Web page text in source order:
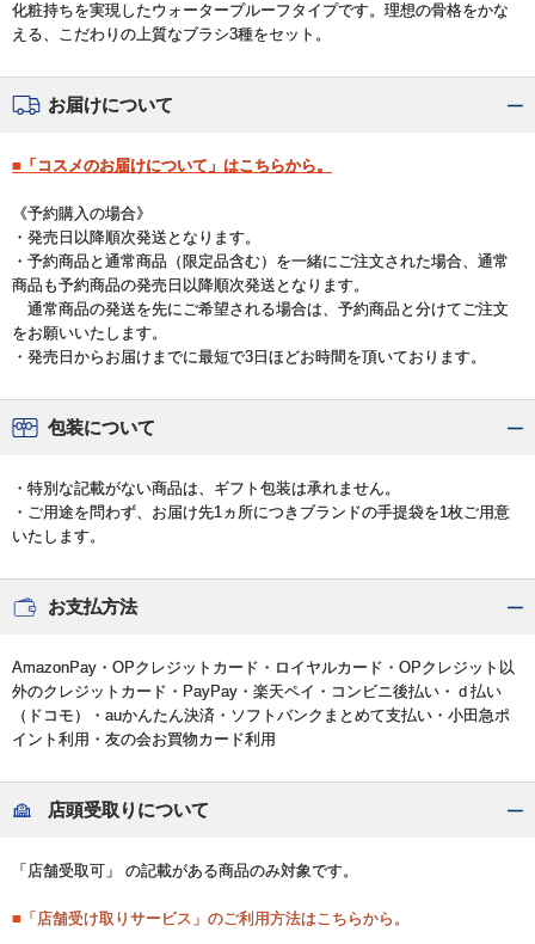
化粧持ちを実現したウォータープルーフタイプです。理想の骨格をかな
える、こだわりの上質なブラシ3種をセット。
お届けについて
■「コスメのお届けについて」はこちらから。
《予約購入の場合》
・発売日以降順次発送となります。
・予約商品と通常商品（限定品含む）を一緒にご注文された場合、通常
商品も予約商品の発売日以降順次発送となります。
通常商品の発送を先にご希望される場合は、予約商品と分けてご注文
をお願いいたします。
・発売日からお届けまでに最短で3日ほどお時間を頂いております。
包装について
・特別な記載がない商品は、ギフト包装は承れません。
・ご用途を問わず、お届け先1ヵ所につきブランドの手提袋を1枚ご用意
いたします。
お支払方法
AmazonPay・OPクレジットカード・ロイヤルカード・OPクレジット以
外のクレジットカード・PayPay・楽天ペイ・コンビニ後払い・ｄ払い
（ドコモ）・auかんたん決済・ソフトバンクまとめて支払い・小田急ポ
イント利用・友の会お買物カード利用
店頭受取りについて
「店舗受取可」 の記載がある商品のみ対象です。
■「店舗受け取りサービス」のご利用方法はこちらから。